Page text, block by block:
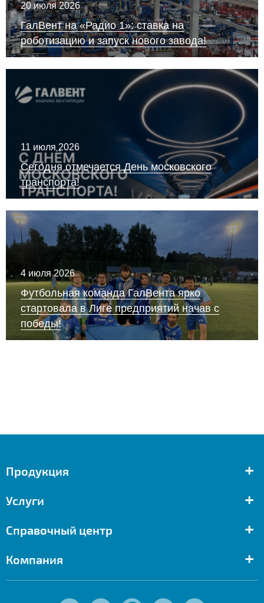
20 июля 2026
ГалВент на «Радио 1»: ставка на
роботизацию и запуск нового завода!
11 июля 2026
Сегодня отмечается День московского
транспорта!
4 июля 2026
Футбольная команда ГалВента ярко
стартовала в Лиге предприятий начав с
победы!
Продукция +
Услуги +
Справочный центр +
Компания +